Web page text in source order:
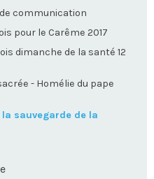
communication
pour le Carême 2017
dimanche de la santé 12
- Homélie du pape
sauvegarde de la